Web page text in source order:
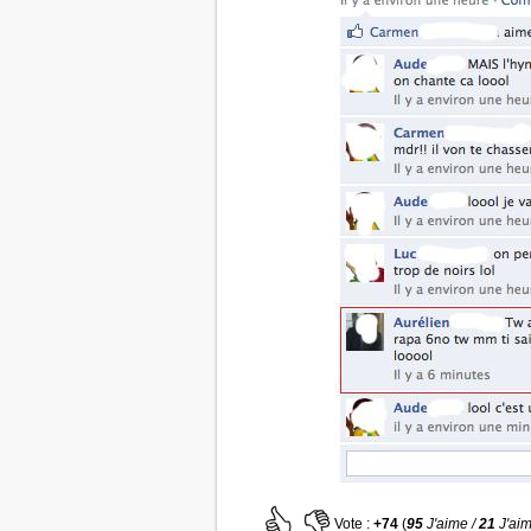
Vote : +74 (95 J'aime /21